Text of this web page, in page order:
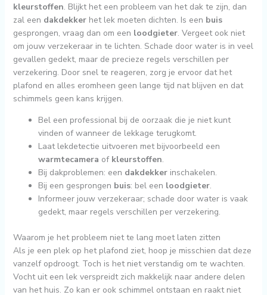
kleurstoffen. Blijkt het een probleem van het dak te zijn, dan
zal een dakdekkerhet lek moeten dichten. Is een buis
gesprongen, vraag dan om een loodgieter. Vergeet ook niet
om jouw verzekeraar in te lichten. Schade door water is in veel
gevallen gedekt, maar de precieze regels verschillen per
verzekering. Door snel te reageren, zorg je ervoor dat het
plafond en alles eromheen geen lange tijd nat blijven en dat
schimmels geen kans krijgen.
Bel een professional bij de oorzaak die je niet kunt
vinden of wanneer de lekkage terugkomt.
Laat lekdetectie uitvoeren met bijvoorbeeld een
warmtecamera of kleurstoffen.
Bij dakproblemen: een dakdekkerinschakelen.
Bij een gesprongen buis: bel een loodgieter.
Informeer jouw verzekeraar; schade door water is vaak
gedekt, maar regels verschillen per verzekering.
Waarom je het probleem niet te lang moet laten zitten
Als je een plek op het plafond ziet, hoop je misschien dat deze
vanzelf opdroogt. Toch is het niet verstandig om te wachten.
Vocht uit een lek verspreidt zich makkelijk naar andere delen
van het huis. Zo kan er ook schimmel ontstaan en raakt niet